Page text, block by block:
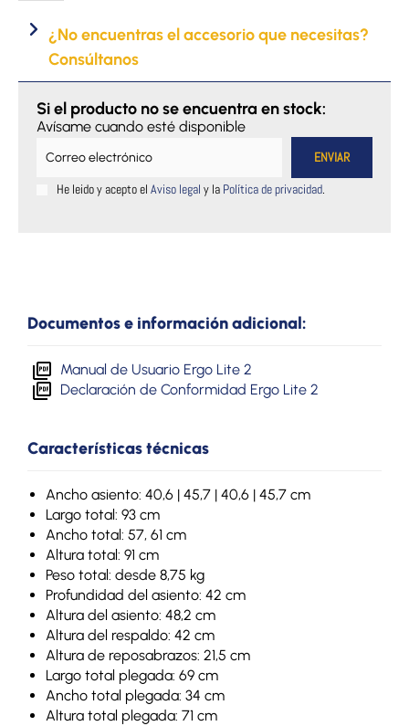
¿No encuentras el accesorio que necesitas?
Consúltanos
Si el producto no se encuentra en stock:
Avísame cuando esté disponible
He leido y acepto el Aviso legal y la Política de privacidad.
Documentos e información adicional:
Manual de Usuario Ergo Lite 2
Declaración de Conformidad Ergo Lite 2
Características técnicas
Ancho asiento: 40,6 | 45,7 | 40,6 | 45,7 cm
Largo total: 93 cm
Ancho total: 57, 61 cm
Altura total: 91 cm
Peso total: desde 8,75 kg
Profundidad del asiento: 42 cm
Altura del asiento: 48,2 cm
Altura del respaldo: 42 cm
Altura de reposabrazos: 21,5 cm
Largo total plegada: 69 cm
Ancho total plegada: 34 cm
Altura total plegada: 71 cm